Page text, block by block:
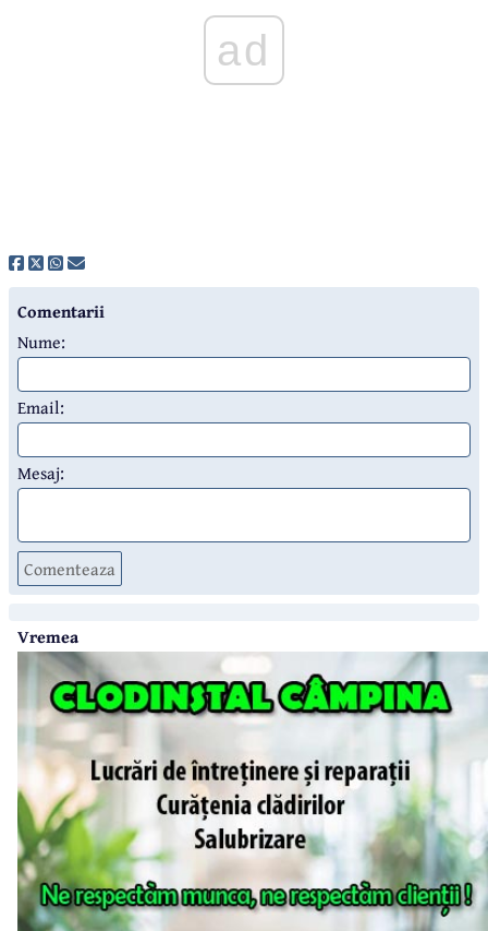
ad
Comentarii
Nume:
Email:
Mesaj:
Comenteaza
Vremea